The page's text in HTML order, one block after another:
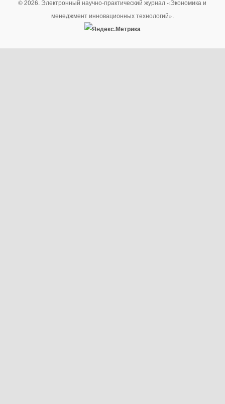
© 2026. Электронный научно-практический журнал «Экономика и
менеджмент инновационных технологий».